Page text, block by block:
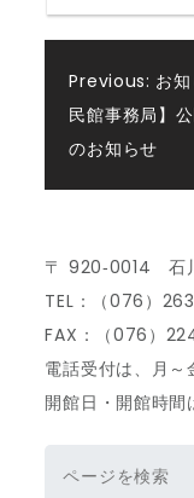
投
稿
ビ
ゲ
ー
シ
Previous: お
民館事務局】
のお知らせ
〒 920‐0014 石
TEL：（076）
FAX：（076）
電話受付は、月
開館日・開館時間